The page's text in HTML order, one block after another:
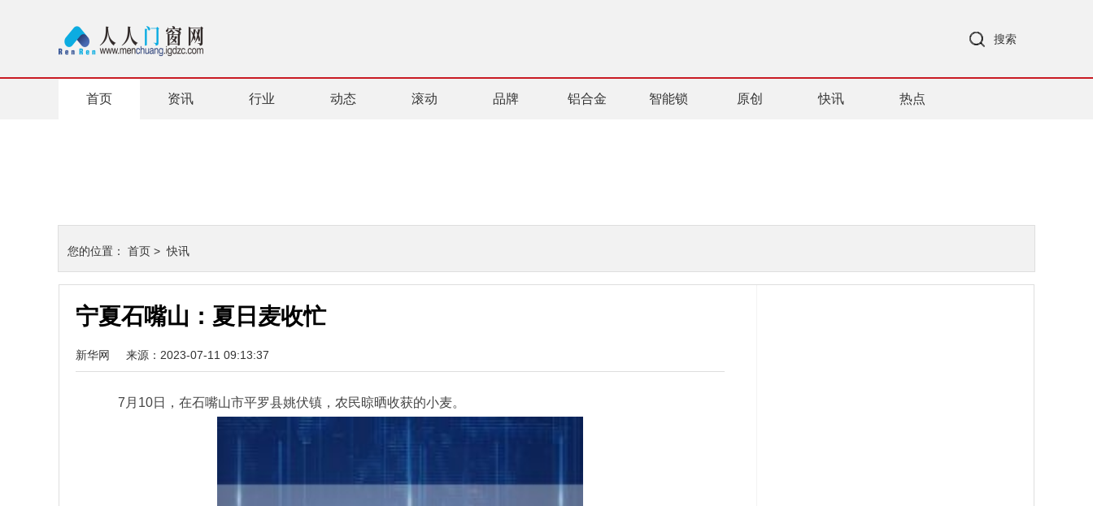
搜索
首页 资讯 行业 动态 滚动 品牌 铝合金 智能锁 原创 快讯 热点
您的位置： 首页 >快讯
宁夏石嘴山：夏日麦收忙
新华网 来源：2023-07-11 09:13:37
7月10日，在石嘴山市平罗县姚伏镇，农民晾晒收获的小麦。